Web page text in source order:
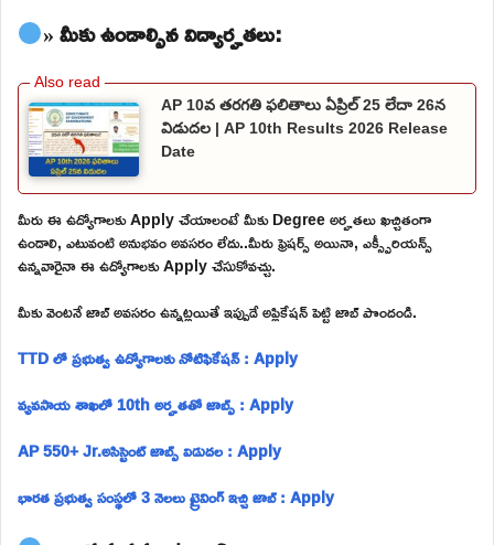
» మీకు ఉండాల్సిన విద్యార్హతలు:
AP 10వ తరగతి ఫలితాలు ఏప్రిల్ 25 లేదా 26న
విడుదల | AP 10th Results 2026 Release
Date
మీరు ఈ ఉద్యోగాలకు Apply చేయాలంటే మీకు Degree అర్హతలు ఖచ్చితంగా
ఉండాలి, ఎటువంటి అనుభవం అవసరం లేదు..మీరు ఫ్రెషర్స్ అయినా, ఎక్స్పీరియన్స్
ఉన్నవారైనా ఈ ఉద్యోగాలకు Apply చేసుకోవచ్చు.
మీకు వెంటనే జాబ్ అవసరం ఉన్నట్లయితే ఇప్పుడే అప్లికేషన్ పెట్టి జాబ్ పొందండి.
TTD లో ప్రభుత్వ ఉద్యోగాలకు నోటిఫికేషన్ : Apply
వ్యవసాయ శాఖలో 10th అర్హతతో జాబ్స్ : Apply
AP 550+ Jr.అసిస్టెంట్ జాబ్స్ విడుదల : Apply
భారత ప్రభుత్వ సంస్థలో 3 నెలలు ట్రైనింగ్ ఇచ్చి జాబ్ : Apply